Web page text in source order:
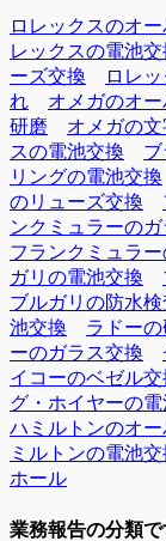
ロレックスのオ
レックスの電池交
ーズ交換
ロレ
れ
オメガのオ
研磨
オメガの
スの電池交換
リングの電池交換
のリューズ交換
ンクミュラーの
フランクミュラ
ガリの電池交換
ブルガリの防水検
池交換
ラドーの
ーのガラス交換
イコーのベゼル交
グ・ホイヤーの
ハミルトンのオ
ミルトンの電池交
ホール
業務報告の分類で